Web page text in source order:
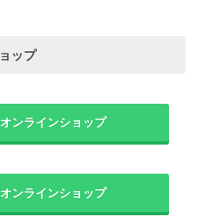
ップ
ンラインショップ
ンラインショップ